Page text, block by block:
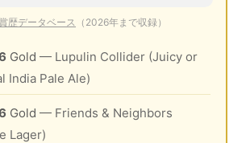
歴データベース （2026年まで収録）
Gold — Lupulin Collider (Juicy or
India Pale Ale)
Gold — Friends & Neighbors
Lager)